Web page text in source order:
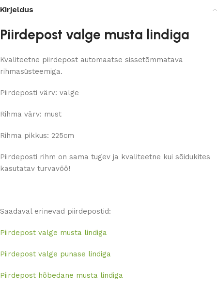
Kirjeldus
Piirdepost valge musta lindiga
Kvaliteetne piirdepost automaatse sissetõmmatava
rihmasüsteemiga.
Piirdeposti värv: valge
Rihma värv: must
Rihma pikkus: 225cm
Piirdeposti rihm on sama tugev ja kvaliteetne kui sõidukites
kasutatav turvavöö!
Saadaval erinevad piirdepostid:
Piirdepost valge musta lindiga
Piirdepost valge punase lindiga
Piirdepost hõbedane musta lindiga